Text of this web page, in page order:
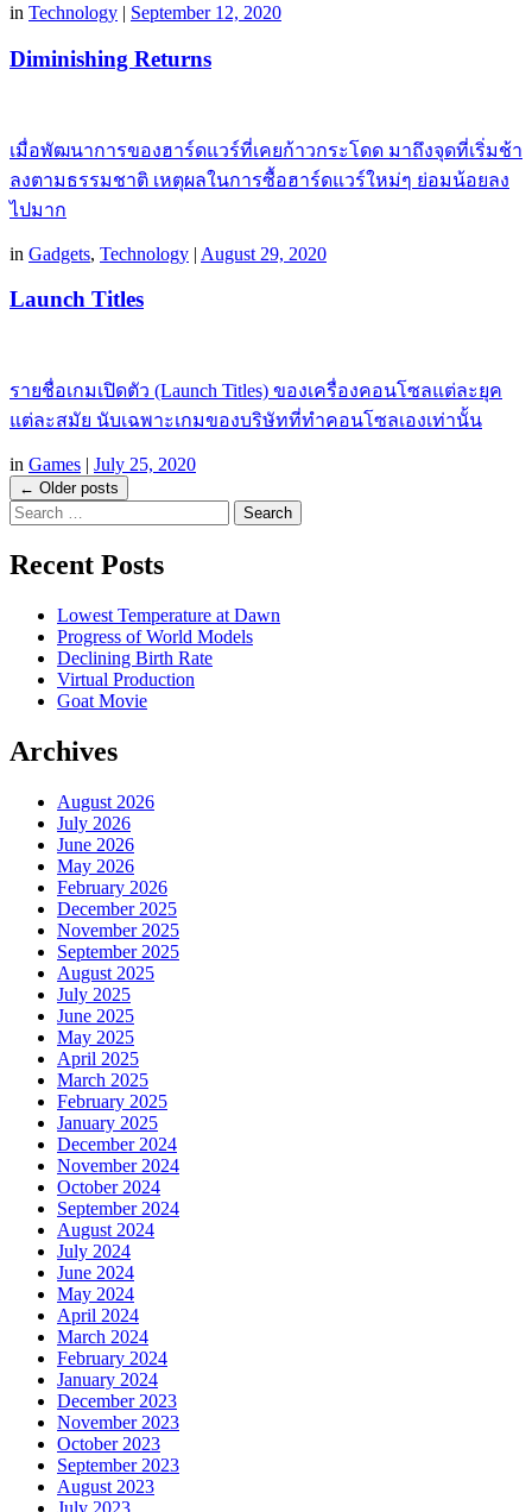
in Technology | September 12, 2020
Diminishing Returns
เมื่อพัฒนาการของฮาร์ดแวร์ที่เคยก้าวกระโดด มาถึงจุดที่เริ่มช้า
ลงตามธรรมชาติ เหตุผลในการซื้อฮาร์ดแวร์ใหม่ๆ ย่อมน้อยลง
ไปมาก
in Gadgets, Technology | August 29, 2020
Launch Titles
รายชื่อเกมเปิดตัว (Launch Titles) ของเครื่องคอนโซลแต่ละยุค
แต่ละสมัย นับเฉพาะเกมของบริษัทที่ทำคอนโซลเองเท่านั้น
in Games | July 25, 2020
Post
navigation
← Older posts
Search
Recent Posts
Lowest Temperature at Dawn
Progress of World Models
Declining Birth Rate
Virtual Production
Goat Movie
Archives
August 2026
July 2026
June 2026
May 2026
February 2026
December 2025
November 2025
September 2025
August 2025
July 2025
June 2025
May 2025
April 2025
March 2025
February 2025
January 2025
December 2024
November 2024
October 2024
September 2024
August 2024
July 2024
June 2024
May 2024
April 2024
March 2024
February 2024
January 2024
December 2023
November 2023
October 2023
September 2023
August 2023
July 2023